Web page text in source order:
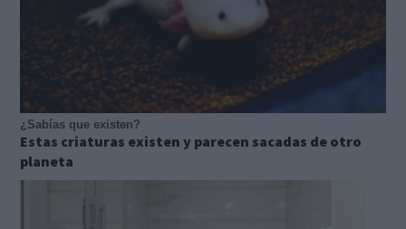
¿Sabías que existen?
Estas criaturas existen y parecen sacadas de otro
planeta